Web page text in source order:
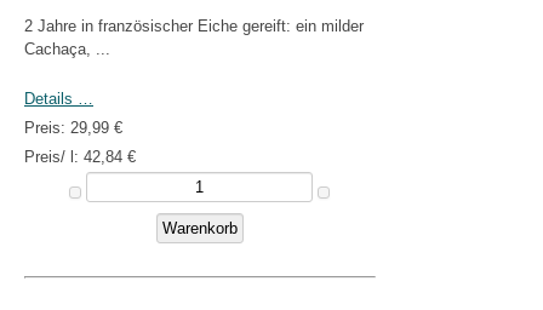
2 Jahre in französischer Eiche gereift: ein milder
Cachaça, ...
Details …
Preis: 29,99 €
Preis/ l: 42,84 €